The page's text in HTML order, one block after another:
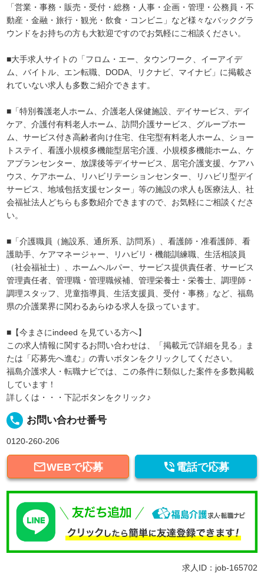
「営業・事務・販売・受付・総務・人事・企画・管理・公務員・不
動産・金融・旅行・観光・飲食・コンビニ」など様々なバックグラ
ウンドをお持ちの方も大歓迎ですのでお気軽にご相談ください。
■大手求人サイトの「フロム・エー、タウンワーク、イーアイデ
ム、バイトル、エン転職、DODA、リクナビ、マイナビ」に掲載さ
れていない求人も多数ご紹介できます。
■「特別養護老人ホーム、介護老人保健施設、デイサービス、デイ
ケア、介護付有料老人ホーム、訪問介護サービス、グループホー
ム、サービス付き高齢者向け住宅、住宅型有料老人ホーム、ショー
トステイ、看護小規模多機能型居宅介護、小規模多機能ホーム、ケ
アプランセンター、放課後等デイサービス、居宅介護支援、ケアハ
ウス、ケアホーム、リハビリテーションセンター、リハビリ型デイ
サービス、地域包括支援センター」等の施設の求人も医療法人、社
会福祉法人どちらも多数紹介できますので、お気軽にご相談くださ
い。
■「介護職員（施設系、通所系、訪問系）、看護師・准看護師、看
護助手、ケアマネージャー、リハビリ・機能訓練職、生活相談員
（社会福祉士）、ホームヘルパー、サービス提供責任者、サービス
管理責任者、管理職・管理職候補、管理栄養士・栄養士、調理師・
調理スタッフ、児童指導員、生活支援員、受付・事務」など、福島
県の介護業界に関わるあらゆる求人を扱っています。
■【今まさにindeed を見ている方へ】
この求人情報に関するお問い合わせは、「掲載元で詳細を見る」ま
たは「応募先へ進む」の青いボタンをクリックしてください。
福島介護求人・転職ナビでは、この条件に類似した案件を多数掲載
しています！
詳しくは・・・下記ボタンをクリック♪
local_phone お問い合わせ番号
0120-260-206
WEBで応募  電話で応募
求人ID：job-165702